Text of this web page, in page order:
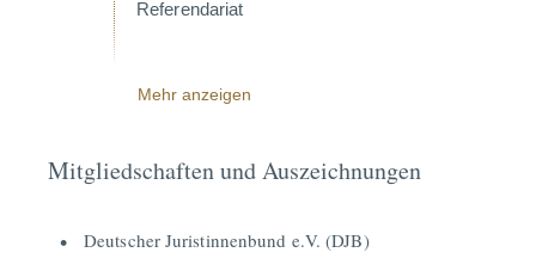
Referen­dariat
Mehr anzeigen
Mitgliedschaften und Auszeichnungen
Deutscher Juristinnenbund e.V. (DJB)